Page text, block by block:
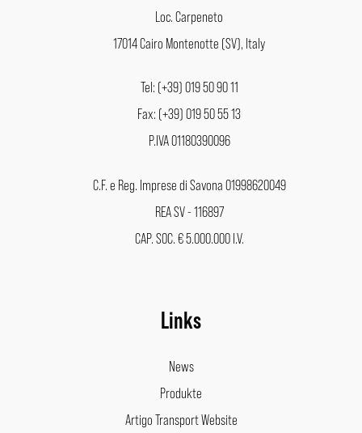
Loc. Carpeneto
17014 Cairo Montenotte (SV), Italy
Tel: (+39) 019 50 90 11
Fax: (+39) 019 50 55 13
P.IVA 01180390096
C.F. e Reg. Imprese di Savona 01998620049
REA SV - 116897
CAP. SOC. € 5.000.000 I.V.
Links
News
Produkte
Artigo Transport Website